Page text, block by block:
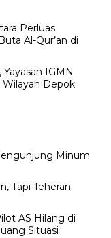
Perluas
Al-Qur’an di
IGMN
Wilayah Depok
Minum
Tapi Teheran
AS Hilang di
Situasi